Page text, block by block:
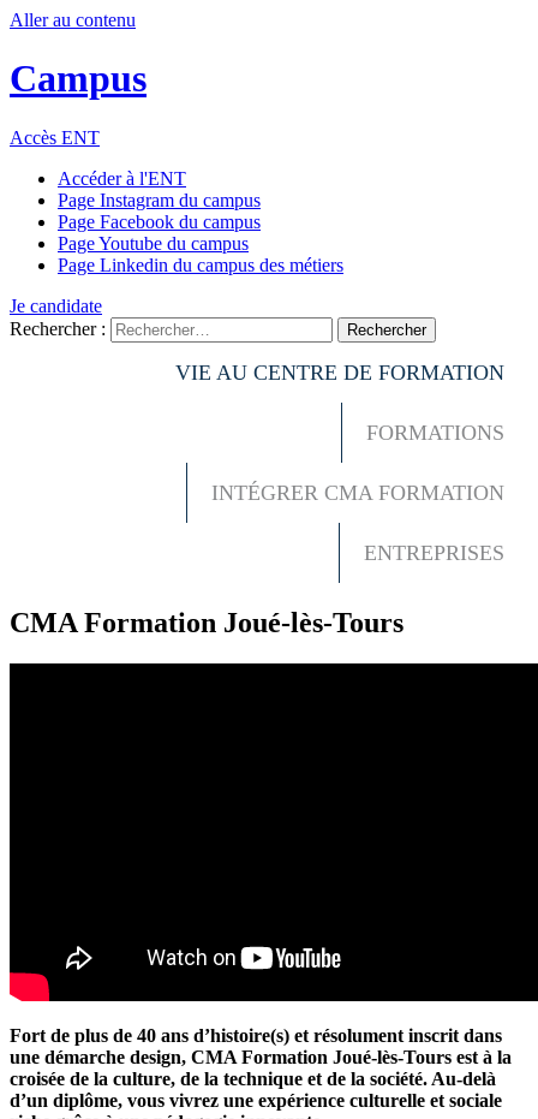
Aller au contenu
Campus
Accès ENT
Accéder à l'ENT
Page Instagram du campus
Page Facebook du campus
Page Youtube du campus
Page Linkedin du campus des métiers
Je candidate
Rechercher :
VIE AU CENTRE DE FORMATION
FORMATIONS
INTÉGRER CMA FORMATION
ENTREPRISES
CMA Formation Joué-lès-Tours
Fort de plus de 40 ans d’histoire(s) et résolument inscrit dans
une démarche design, CMA Formation Joué-lès-Tours est à la
croisée de la culture, de la technique et de la société. Au-delà
d’un diplôme, vous vivrez une expérience culturelle et sociale